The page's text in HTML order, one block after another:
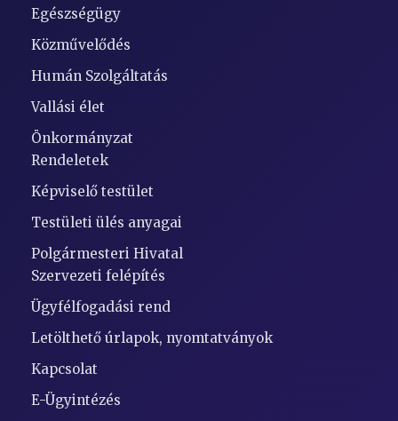
Egészségügy
Közművelődés
Humán Szolgáltatás
Vallási élet
Önkormányzat
Rendeletek
Képviselő testület
Testületi ülés anyagai
Polgármesteri Hivatal
Szervezeti felépítés
Ügyfélfogadási rend
Letölthető úrlapok, nyomtatványok
Kapcsolat
E-Ügyintézés